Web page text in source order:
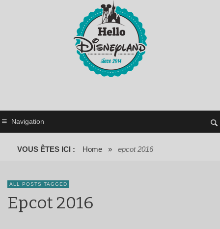
Navigation
VOUS ÊTES ICI : Home » epcot 2016
ALL POSTS TAGGED
Epcot 2016